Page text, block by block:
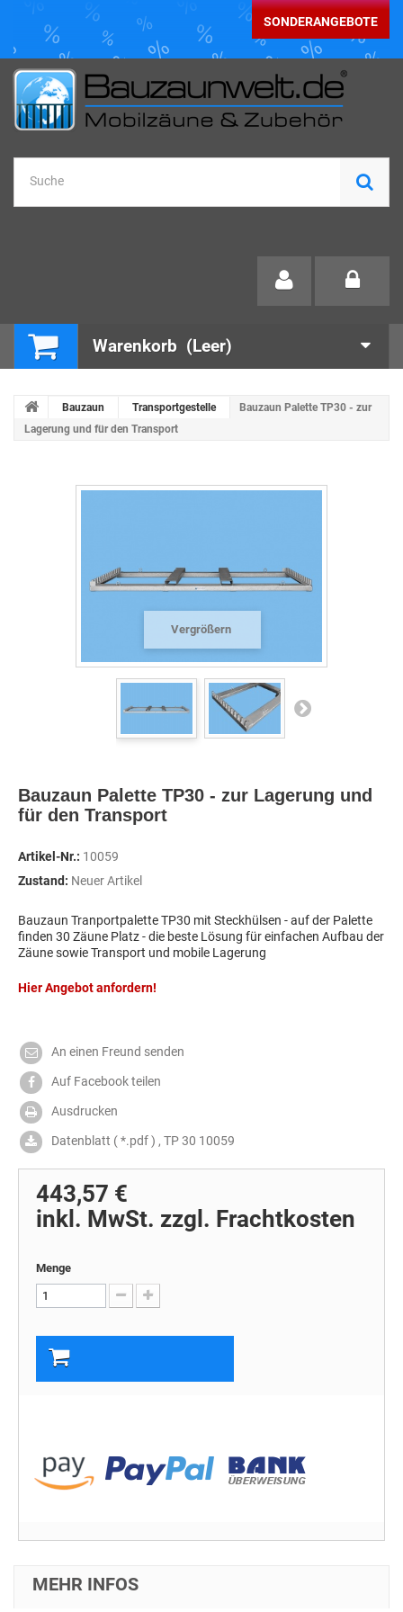
SONDERANGEBOTE
Warenkorb (Leer)
Bauzaun Transportgestelle
Bauzaun Palette TP30 - zur
Lagerung und für den Transport
Vergrößern
Bauzaun Palette TP30 - zur Lagerung und
für den Transport
Artikel-Nr.: 10059
Zustand: Neuer Artikel
Bauzaun Tranportpalette TP30 mit Steckhülsen - auf der Palette
finden 30 Zäune Platz - die beste Lösung für einfachen Aufbau der
Zäune sowie Transport und mobile Lagerung
Hier Angebot anfordern!
An einen Freund senden
Auf Facebook teilen
Ausdrucken
Datenblatt ( *.pdf ) , TP 30 10059
443,57 €
inkl. MwSt. zzgl. Frachtkosten
Menge
MEHR INFOS